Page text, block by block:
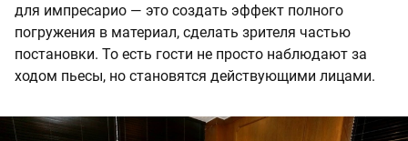
для импресарио — это создать эффект полного
погружения в материал, сделать зрителя частью
постановки. То есть гости не просто наблюдают за
ходом пьесы, но становятся действующими лицами.